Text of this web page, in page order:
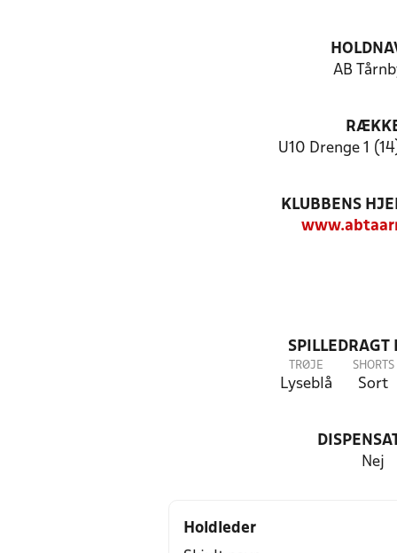
AB
U10 Drenge 1
KLUBBENS
SPILLEDRAGT
TRØJE
Lyseblå
SHORTS
Sort
Nej
Holdleder